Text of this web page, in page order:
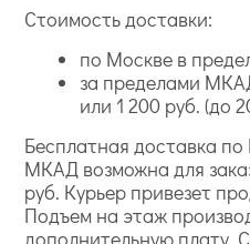
Стоимость доставки:
по Москве в
за пределами
или 1 200 руб. (до
Бесплатная доставка
МКАД возможна для
руб. Курьер привезет
Подъем на этаж
дополнительную плату.